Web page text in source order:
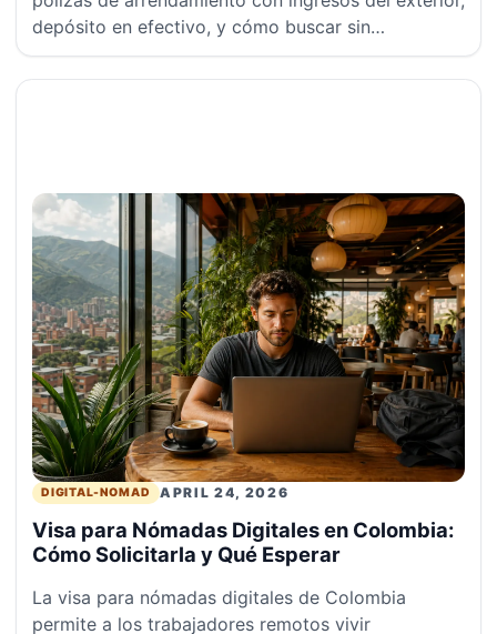
depósito en efectivo, y cómo buscar sin
inmobiliarias.
DIGITAL-NOMAD APRIL 24, 2026
Visa para Nómadas Digitales en Colombia:
Cómo Solicitarla y Qué Esperar
La visa para nómadas digitales de Colombia
permite a los trabajadores remotos vivir